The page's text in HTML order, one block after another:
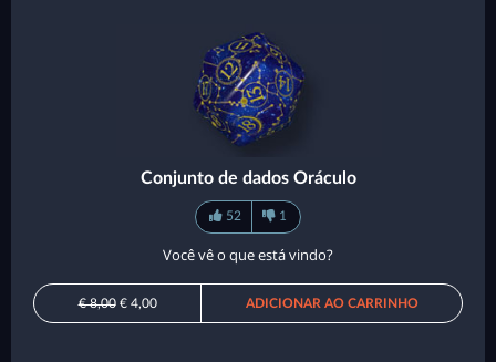
Conjunto de dados Oráculo
52 1
Você vê o que está vindo?
€ 8,00€ 4,00 ADICIONAR AO CARRINHO